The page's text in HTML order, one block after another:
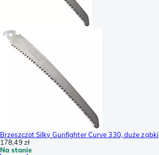
Brzeszczot Silky Gunfighter Curve 330, duże ząbki
178,49 zł
Na stanie